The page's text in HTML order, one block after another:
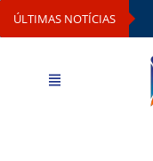
ÚLTIMAS NOTÍCIAS